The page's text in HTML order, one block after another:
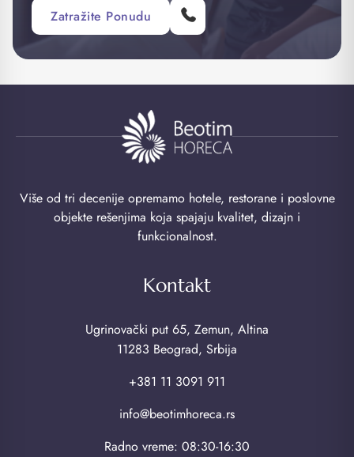
Zatražite Ponudu
Više od tri decenije opremamo hotele, restorane i poslovne
objekte rešenjima koja spajaju kvalitet, dizajn i
funkcionalnost.
Kontakt
Ugrinovački put 65, Zemun, Altina
11283 Beograd, Srbija
+381 11 3091 911
info@beotimhoreca.rs
Radno vreme: 08:30-16:30